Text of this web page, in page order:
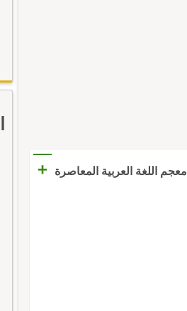
معجم اللغة العربية المعاصرة +